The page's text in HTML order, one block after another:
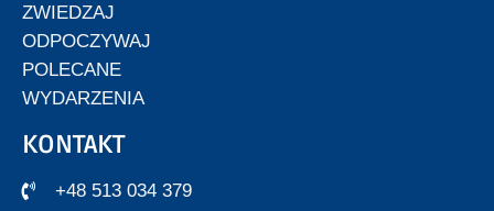
ZWIEDZAJ
ODPOCZYWAJ
POLECANE
WYDARZENIA
KONTAKT
+48 513 034 379